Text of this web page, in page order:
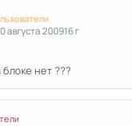
августа 200916 г
нет ???